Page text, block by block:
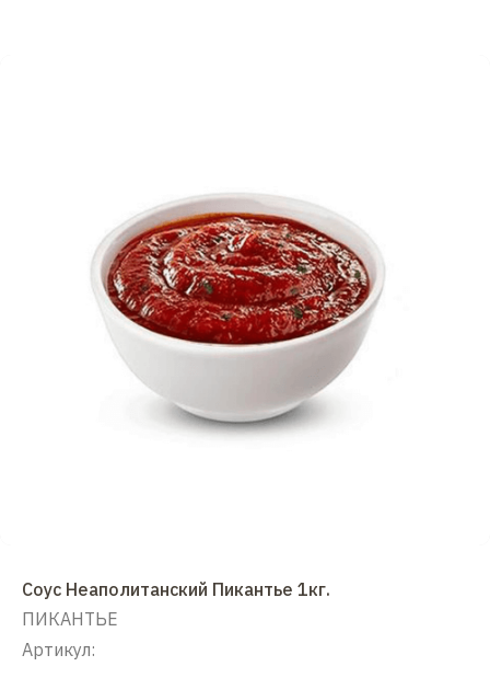
Соус Неаполитанский Пикантье 1кг.
ПИКАНТЬЕ
Артикул: